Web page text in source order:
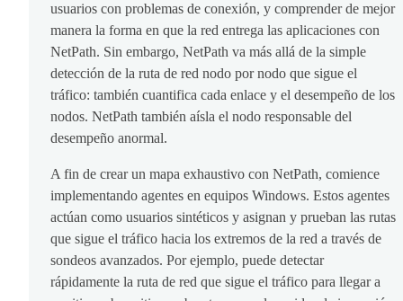
usuarios con problemas de conexión, y comprender de mejor
manera la forma en que la red entrega las aplicaciones con
NetPath. Sin embargo, NetPath va más allá de la simple
detección de la ruta de red nodo por nodo que sigue el
tráfico: también cuantifica cada enlace y el desempeño de los
nodos. NetPath también aísla el nodo responsable del
desempeño anormal.
A fin de crear un mapa exhaustivo con NetPath, comience
implementando agentes en equipos Windows. Estos agentes
actúan como usuarios sintéticos y asignan y prueban las rutas
que sigue el tráfico hacia los extremos de la red a través de
sondeos avanzados. Por ejemplo, puede detectar
rápidamente la ruta de red que sigue el tráfico para llegar a